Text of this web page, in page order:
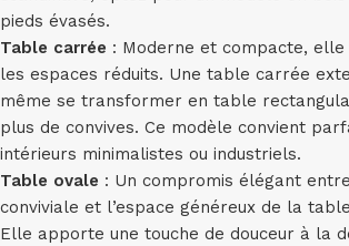
pieds évasés.
Table carrée : Moderne et compacte,
les espaces réduits. Une table carrée
même se transformer en table
plus de convives. Ce modèle convient
intérieurs minimalistes ou industriels.
Table ovale : Un compromis élégant
conviviale et l’espace généreux de la
Elle apporte une touche de douceur à la